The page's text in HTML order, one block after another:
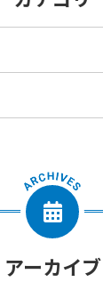
アーカイブ